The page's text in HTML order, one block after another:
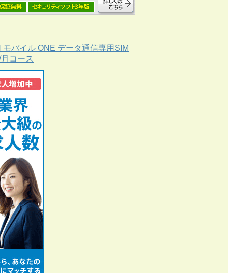
モバイル ONE データ通信専用SIM
コース